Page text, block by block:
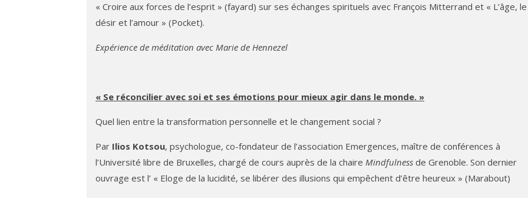
« Croire aux forces de l’esprit » (fayard) sur ses échanges spirituels avec François Mitterrand et « L’âge, le
désir et l’amour » (Pocket).
Expérience de méditation avec Marie de Hennezel
« Se réconcilier avec soi et ses émotions pour mieux agir dans le monde. »
Quel lien entre la transformation personnelle et le changement social ?
Par Ilios Kotsou, psychologue, co-fondateur de l’association Emergences, maître de conférences à
l’Université libre de Bruxelles, chargé de cours auprès de la chaire Mindfulness de Grenoble. Son dernier
ouvrage est l’ « Eloge de la lucidité, se libérer des illusions qui empêchent d’être heureux » (Marabout)